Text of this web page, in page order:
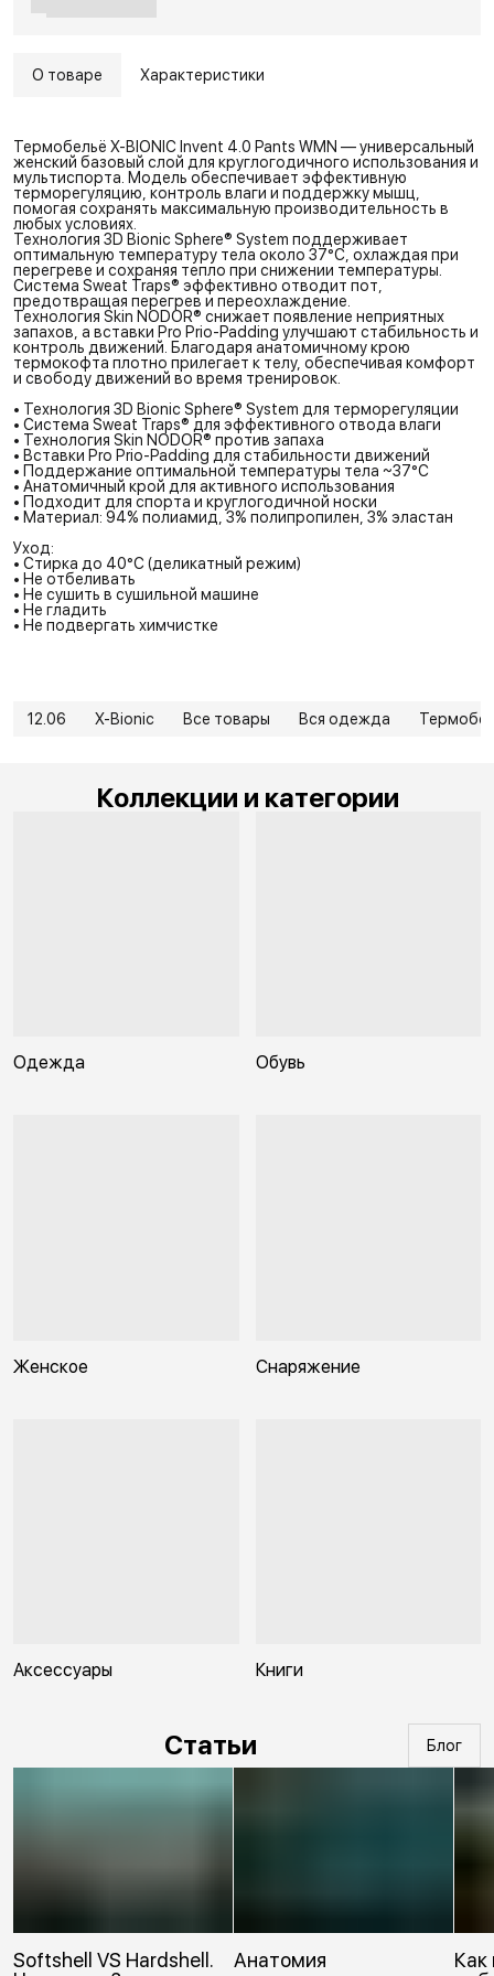
О товаре Характеристики
Термобельё X-BIONIC Invent 4.0 Pants WMN — универсальный
женский базовый слой для круглогодичного использования и
мультиспорта. Модель обеспечивает эффективную
терморегуляцию, контроль влаги и поддержку мышц,
помогая сохранять максимальную производительность в
любых условиях.
Технология 3D Bionic Sphere® System поддерживает
оптимальную температуру тела около 37°C, охлаждая при
перегреве и сохраняя тепло при снижении температуры.
Система Sweat Traps® эффективно отводит пот,
предотвращая перегрев и переохлаждение.
Технология Skin NODOR® снижает появление неприятных
запахов, а вставки Pro Prio-Padding улучшают стабильность и
контроль движений. Благодаря анатомичному крою
термокофта плотно прилегает к телу, обеспечивая комфорт
и свободу движений во время тренировок.
• Технология 3D Bionic Sphere® System для терморегуляции
• Система Sweat Traps® для эффективного отвода влаги
• Технология Skin NODOR® против запаха
• Вставки Pro Prio-Padding для стабильности движений
• Поддержание оптимальной температуры тела ~37°C
• Анатомичный крой для активного использования
• Подходит для спорта и круглогодичной носки
• Материал: 94% полиамид, 3% полипропилен, 3% эластан
Уход:
• Стирка до 40°C (деликатный режим)
• Не отбеливать
• Не сушить в сушильной машине
• Не гладить
• Не подвергать химчистке
12.06 X-Bionic Все товары Вся одежда
Коллекции и категории
Одежда Обувь
Женское Снаряжение
Аксессуары Книги
Статьи Блог
Softshell VS Hardshell.
Анатомия
Как